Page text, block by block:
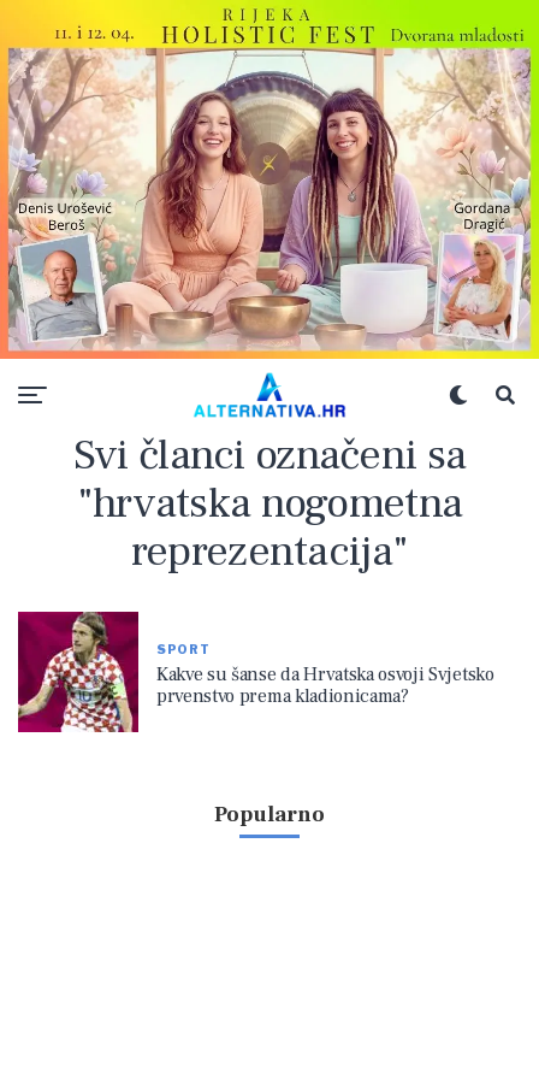
Svi članci označeni sa
"hrvatska nogometna
reprezentacija"
SPORT
Kakve su šanse da Hrvatska osvoji Svjetsko
prvenstvo prema kladionicama?
Popularno